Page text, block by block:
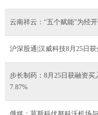
云南祥云：“五个赋能”为经
沪深股通|汉威科技8月25日
步长制药：8月25日获融资买
7.87%